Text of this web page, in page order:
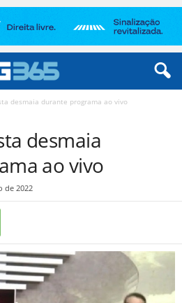
desmaia durante programa ao vivo
desmaia
ao vivo
de 2022